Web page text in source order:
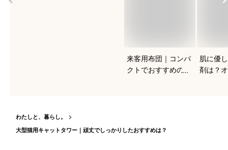
来客用布団｜コンパ
クトでおすすめの商
肌に優
剤は？
わたしと、暮らし。
大型猫用キャットタワー｜頑丈でしっかりしたおすすめは？